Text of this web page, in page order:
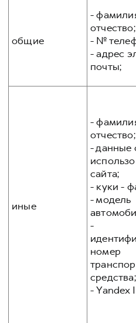
общие
-
отчество;
- №
- адрес
почты;
иные
-
отчество;
- данные
сайта;
- куки -
- модель
-
номер
средства;
- Yandex